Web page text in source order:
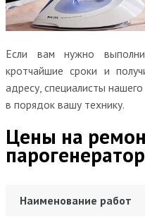
Если вам нужно
кротчайшие сроки и
адресу, специалисты
в порядок вашу технику.
Цены на
Наименование работ